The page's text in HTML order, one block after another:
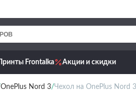
Принты Frontalka Акции и скидки
OnePlus Nord 3 Чехол на OnePlus Nord